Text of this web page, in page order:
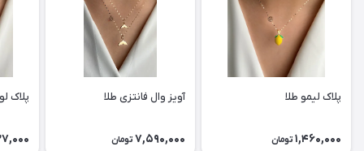
پلاک لیمو طلا
1,460,000 تومان
آویز وال فانتزی طلا
7,590,000 تومان
پلاک